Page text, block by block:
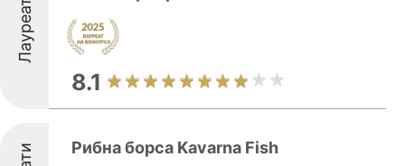
Лауреати
8.1
Рибна борса Kavarna Fish